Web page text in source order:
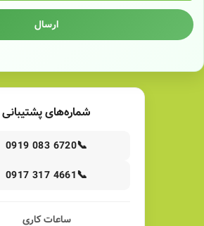
ارسال
شماره‌های پشتیبانی
📞
0919 083 6720
📞
0917 317 4661
ساعات کاری